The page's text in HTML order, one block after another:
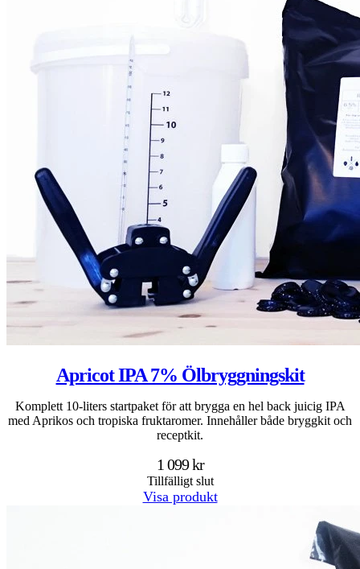
Apricot IPA 7% Ölbryggningskit
Komplett 10-liters startpaket för att brygga en hel back juicig IPA
med Aprikos och tropiska fruktaromer. Innehåller både bryggkit och
receptkit.
1 099 kr
Tillfälligt slut
Visa produkt